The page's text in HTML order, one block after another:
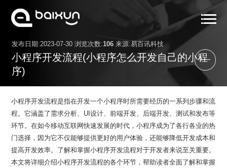
首页
小程序案例
解决方案
关于我们
小程序资讯
发布日期:2023-07-30 浏览次数:106来源:易百讯科技
小程序开发流程(小程序怎么开发自己的小程
序)
小程序开发流程是指在开发一个小程序时所需要经历的一系列步骤和流
程。它涵盖了需求分析、UI设计、前端开发、后端开发、测试和发布等
环节。在如今移动互联网快速发展的时代，小程序成为了各行各业的热
门选择，因为它不仅能够提供更好的用户体验，还能够降低开发成本和
提高开发效率。了解和掌握小程序开发流程对于开发者来说至关重要。
本文将详细介绍小程序开发流程的各个环节，帮助读者全面了解和掌握